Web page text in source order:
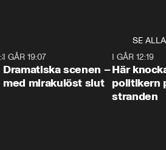
SE ALLA
I GÅR 19:07
Dramatiska scenen –
med mirakulöst slut
I GÅR 12:19
Här
politikern
stranden